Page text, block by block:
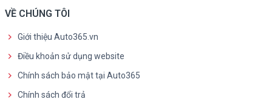
VỀ CHÚNG TÔI
Giới thiệu Auto365.vn
Điều khoản sử dụng website
Chính sách bảo mật tại Auto365
Chính sách đổi trả